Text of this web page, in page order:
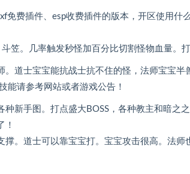
免费插件、esp收费插件的版本，开区使用什
笠。几率触发秒怪加百分比切割怪物血量。
。道士宝宝能抗战士抗不住的怪，法师宝宝
能请参考网站或者游戏公告！
种新手图。打点盛大BOSS，各种教主和暗之
！
撑。道士可以靠宝宝打。宝宝攻击很高。法师